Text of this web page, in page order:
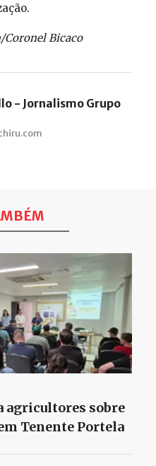
Bicaco
- Jornalismo Grupo
agricultores sobre
Tenente Portela